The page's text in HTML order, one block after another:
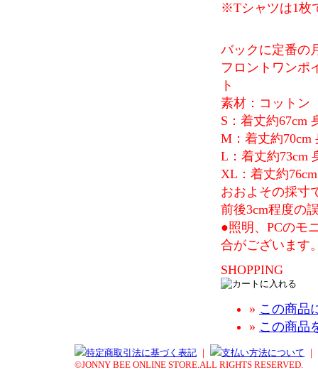
※Tシャツは1枚
バックに定番の
フロントワンポ
ト
素材：コットン
S：着丈約67cm
M：着丈約70cm
L：着丈約73cm
XL：着丈約
おおよその採寸
前後3cm程度の
●照明、PCのモ
合がございます
SHOPPING
» この商品
» この商品
特定商取引法に基づく表記 ｜ 支払い方法について ｜
©JONNY BEE ONLINE STORE.ALL RIGHTS RESERVED.